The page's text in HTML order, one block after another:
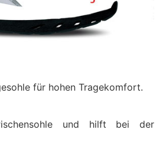
für hohen Tragekomfort.
und hilft bei der